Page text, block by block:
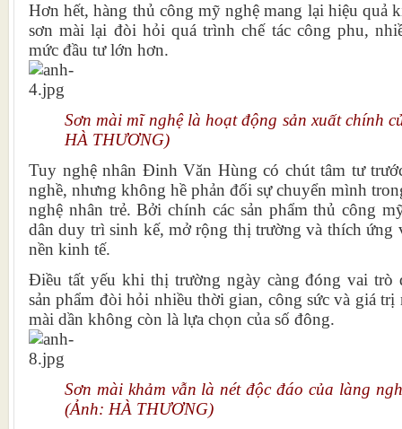
Hơn hết, hàng thủ công mỹ nghệ mang lại hiệu quả
sơn mài lại đòi hỏi quá trình chế tác công phu,
mức đầu tư lớn hơn.
Sơn mài mĩ nghệ là hoạt động sản xuất chính
HÀ THƯƠNG)
Tuy nghệ nhân Đinh Văn Hùng có chút tâm tư
nghề, nhưng không hề phản đối sự chuyển mình
nghệ nhân trẻ. Bởi chính các sản phẩm thủ công
dân duy trì sinh kế, mở rộng thị trường và thích ứng
nền kinh tế.
Điều tất yếu khi thị trường ngày càng đóng vai trò
sản phẩm đòi hỏi nhiều thời gian, công sức và giá trị
mài dần không còn là lựa chọn của số đông.
Sơn mài khảm vẫn là nét độc đáo của làng
(Ảnh: HÀ THƯƠNG)